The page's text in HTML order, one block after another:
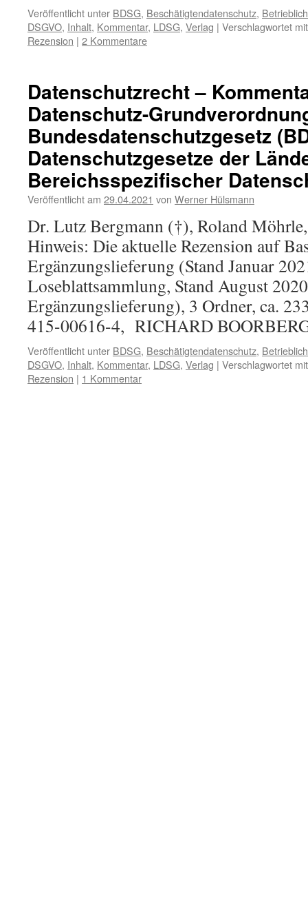
Veröffentlicht unter BDSG, Beschätigtendatenschutz,
DSGVO, Inhalt, Kommentar, LDSG, Verlag | Verschlagwortet mit
Rezension | 2 Kommentare
Datenschutzrecht –
Datenschutz-
Bundesdatenschutzgesetz
Datenschutzgesetze der
Bereichsspezifischer
Veröffentlicht am 29.04.2021 von Werner Hülsmann
Dr. Lutz Bergmann (†), Roland
Hinweis: Die aktuelle Rezension auf
Ergänzungslieferung (Stand Januar
Loseblattsammlung, Stand August
Ergänzungslieferung), 3 Ordner, ca.
415-00616-4, RICHARD
Veröffentlicht unter BDSG, Beschätigtendatenschutz,
DSGVO, Inhalt, Kommentar, LDSG, Verlag | Verschlagwortet mit
Rezension | 1 Kommentar